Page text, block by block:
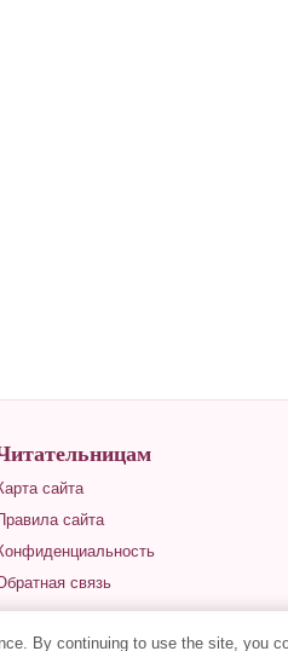
сайта
сайта
связь
By continuing to use the site, you